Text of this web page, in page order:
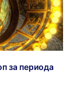
за периода